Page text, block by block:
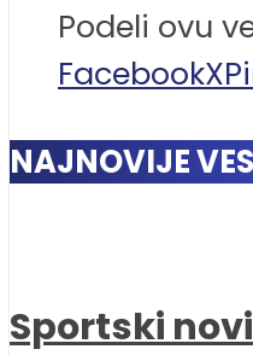
Podeli ovu
FacebookX
NAJNOVIJE
Sportski